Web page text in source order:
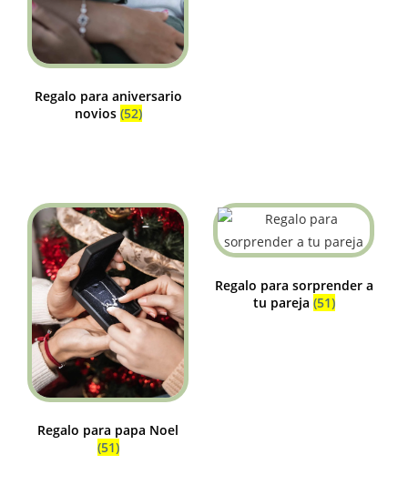
Regalo para aniversario
novios (52)
Regalo para papa Noel
(51)
Regalo para sorprender a
tu pareja (51)